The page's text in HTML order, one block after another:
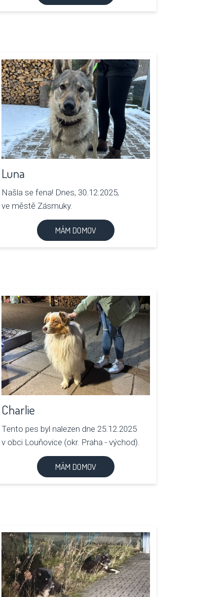
Luna
Našla se fena! Dnes, 30.12.2025,
ve městě Zásmuky.
MÁM DOMOV
Charlie
Tento pes byl nalezen dne 25.12.2025
v obci Louňovice (okr. Praha - východ).
MÁM DOMOV